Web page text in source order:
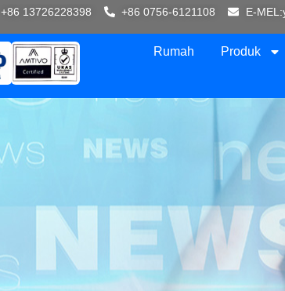
+86 13726228398 +86 0756-6121108 E-
Rumah Produk